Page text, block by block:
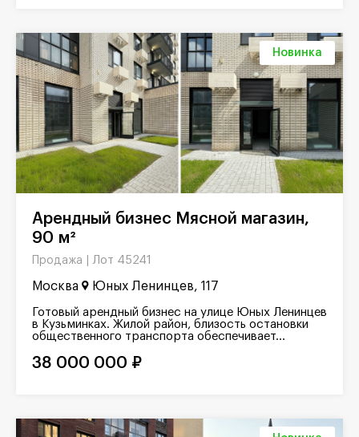
Новинка
Арендный бизнес Мясной магазин,
90 м²
Продажа | Лот 45241
Москва Юных Ленинцев, 117
Готовый арендный бизнес на улице Юных Ленинцев
в Кузьминках. Жилой район, близость остановки
общественного транспорта обеспечивает...
38 000 000 ₽